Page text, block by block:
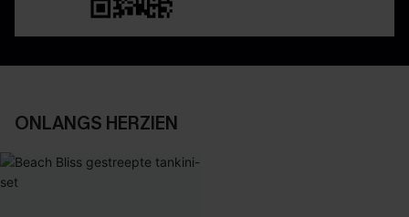
ONLANGS HERZIEN